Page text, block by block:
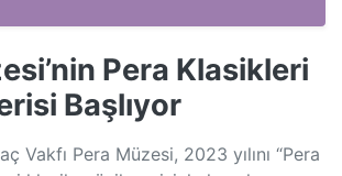
Pera Klasikleri
Başlıyor
Vakfı Pera Müzesi, 2023 yılını “Pera